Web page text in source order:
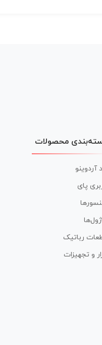
محصولات
آردوینو
پای
رباتیک
و تجهیزات